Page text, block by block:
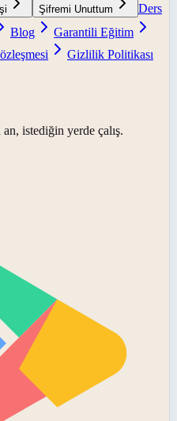
Şifremi Unuttum
Ders
Blog
Garantili Eğitim
Gizlilik Politikası
istediğin yerde çalış.